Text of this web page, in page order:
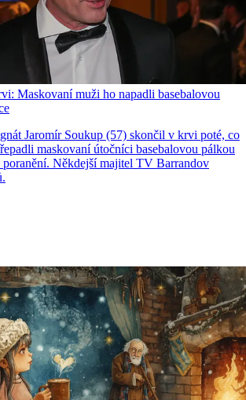
Maskovaní muži ho napadli basebalovou
Jaromír Soukup (57) skončil v krvi poté, co
maskovaní útočníci basebalovou pálkou
poranění. Někdejší majitel TV Barrandov